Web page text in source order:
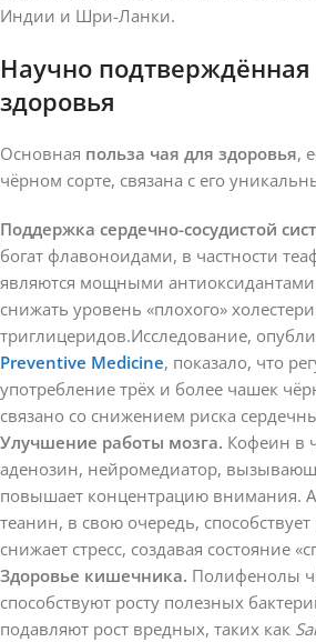
Индии и Шри-Ланки.
Научно подтверждённая
здоровья
Основная польза чая для здоровья,
чёрном сорте, связана с его
Поддержка сердечно-сосудистой
богат флавоноидами, в частности
являются мощными
снижать уровень «плохого»
триглицеридов.Исследование,
Preventive Medicine, показало, что
употребление трёх и более чашек
связано со снижением риска
Улучшение работы мозга. Кофеин в
аденозин, нейромедиатор,
повышает концентрацию внимания.
теанин, в свою очередь,
снижает стресс, создавая состояние
Здоровье кишечника. Полифенолы
способствуют росту полезных
подавляют рост вредных, таких как